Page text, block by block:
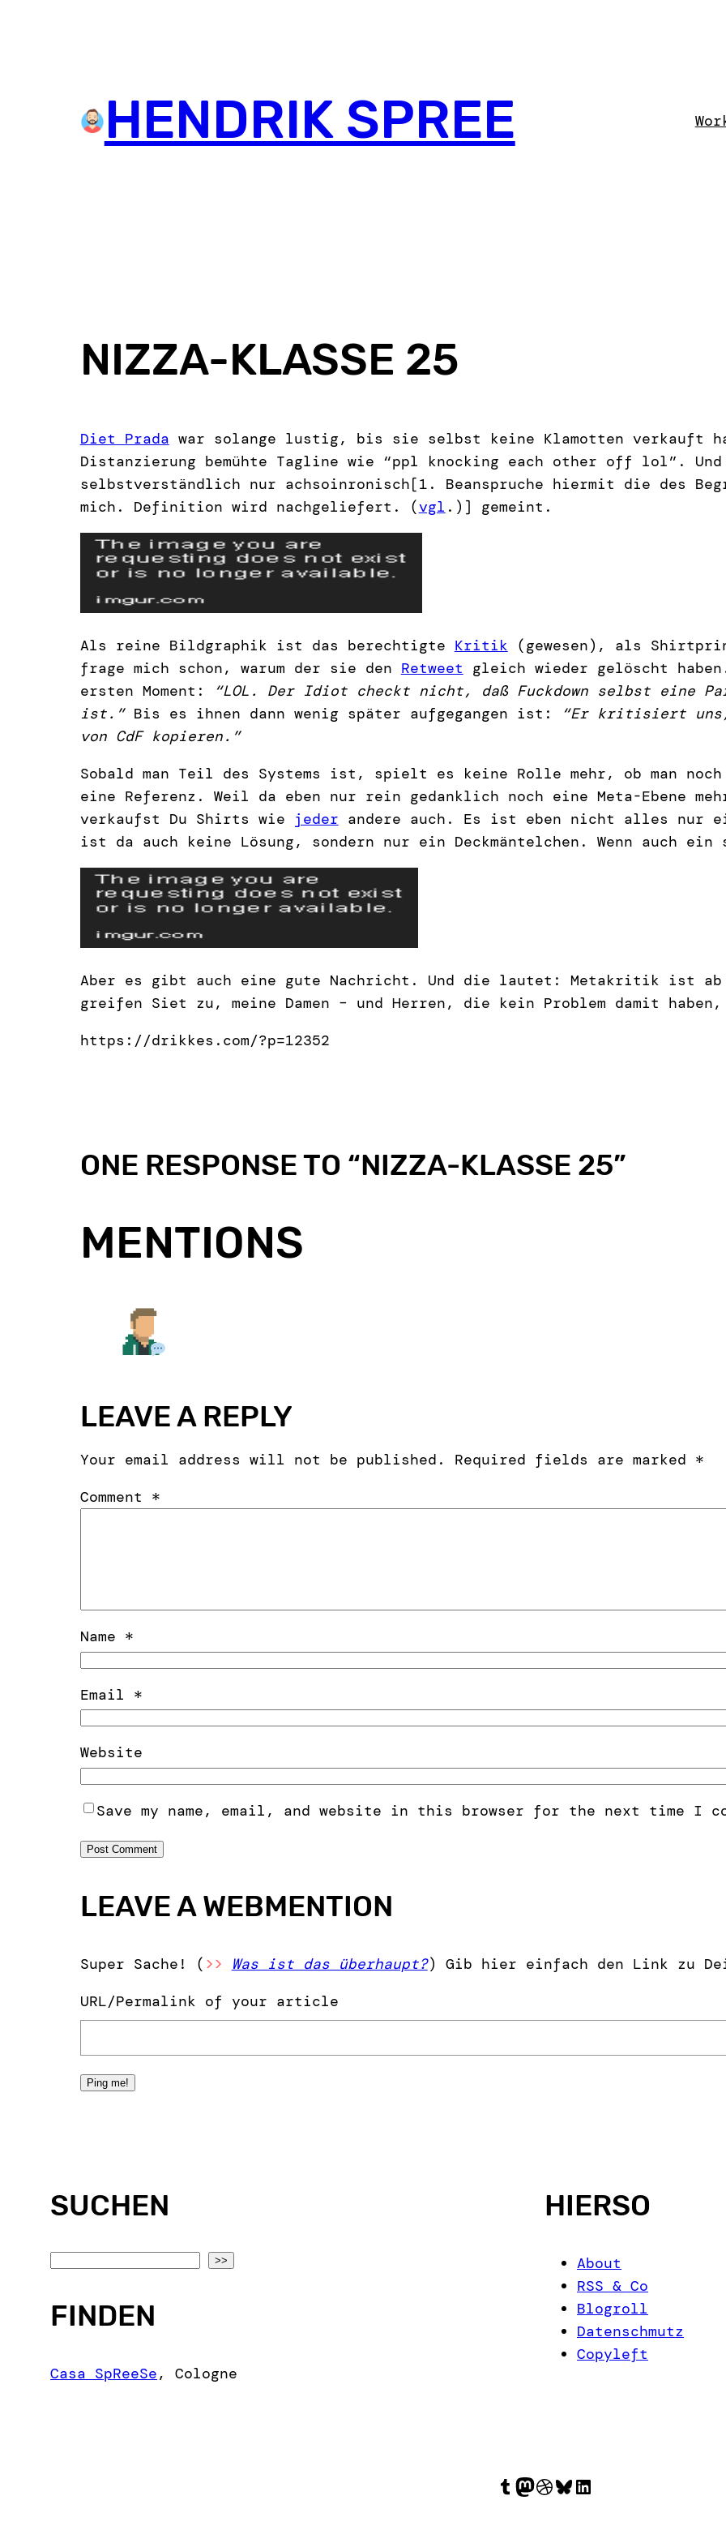
HENDRIK SPREE
NIZZA-KLASSE 25
Diet Prada war solange lustig, bis sie selbst keine Klamotten verkauft
Distanzierung bemühte Tagline wie “ppl knocking each other off lol”. Und
selbstverständlich nur achsoinronisch[1. Beanspruche hiermit die des
mich. Definition wird nachgeliefert. (vgl .)] gemeint.
Als reine Bildgraphik ist das berechtigte Kritik (gewesen), als
frage mich schon, warum der sie den Retweet gleich wieder gelöscht
ersten Moment:
“LOL. Der Idiot checkt nicht, daß Fuckdown selbst eine
ist.”Bis es ihnen dann wenig später aufgegangen ist:
“Er kritisiert
von CdF kopieren.”
Sobald man Teil des Systems ist, spielt es keine Rolle mehr, ob man
eine Referenz. Weil da eben nur rein gedanklich noch eine Meta-Ebene
verkaufst Du Shirts wie jeder andere auch. Es ist eben nicht alles nur
ist da auch keine Lösung, sondern nur ein Deckmäntelchen. Wenn auch ein
Aber es gibt auch eine gute Nachricht. Und die lautet: Metakritik ist
greifen Siet zu, meine Damen – und Herren, die kein Problem damit haben,
https://drikkes.com/?p=12352
ONE RESPONSE TO “NIZZA-KLASSE 25”
MENTIONS
LEAVE A REPLY
Your email address will not be published. Required fields are marked *
Comment *
Name *
Email *
Website
Save my name, email, and website in this browser for the next time I
LEAVE A WEBMENTION
Super Sache! ( >> Was ist das überhaupt?) Gib hier einfach den Link zu
URL/Permalink of your article
SUCHEN
a
r
h
>>
FINDEN
Casa SpReeSe,Cologne
HIERSO
About
RSS & Co
Blogroll
Datenschmutz
Copyleft
Tumblr Mastodon Dribbble Bluesky LinkedIn